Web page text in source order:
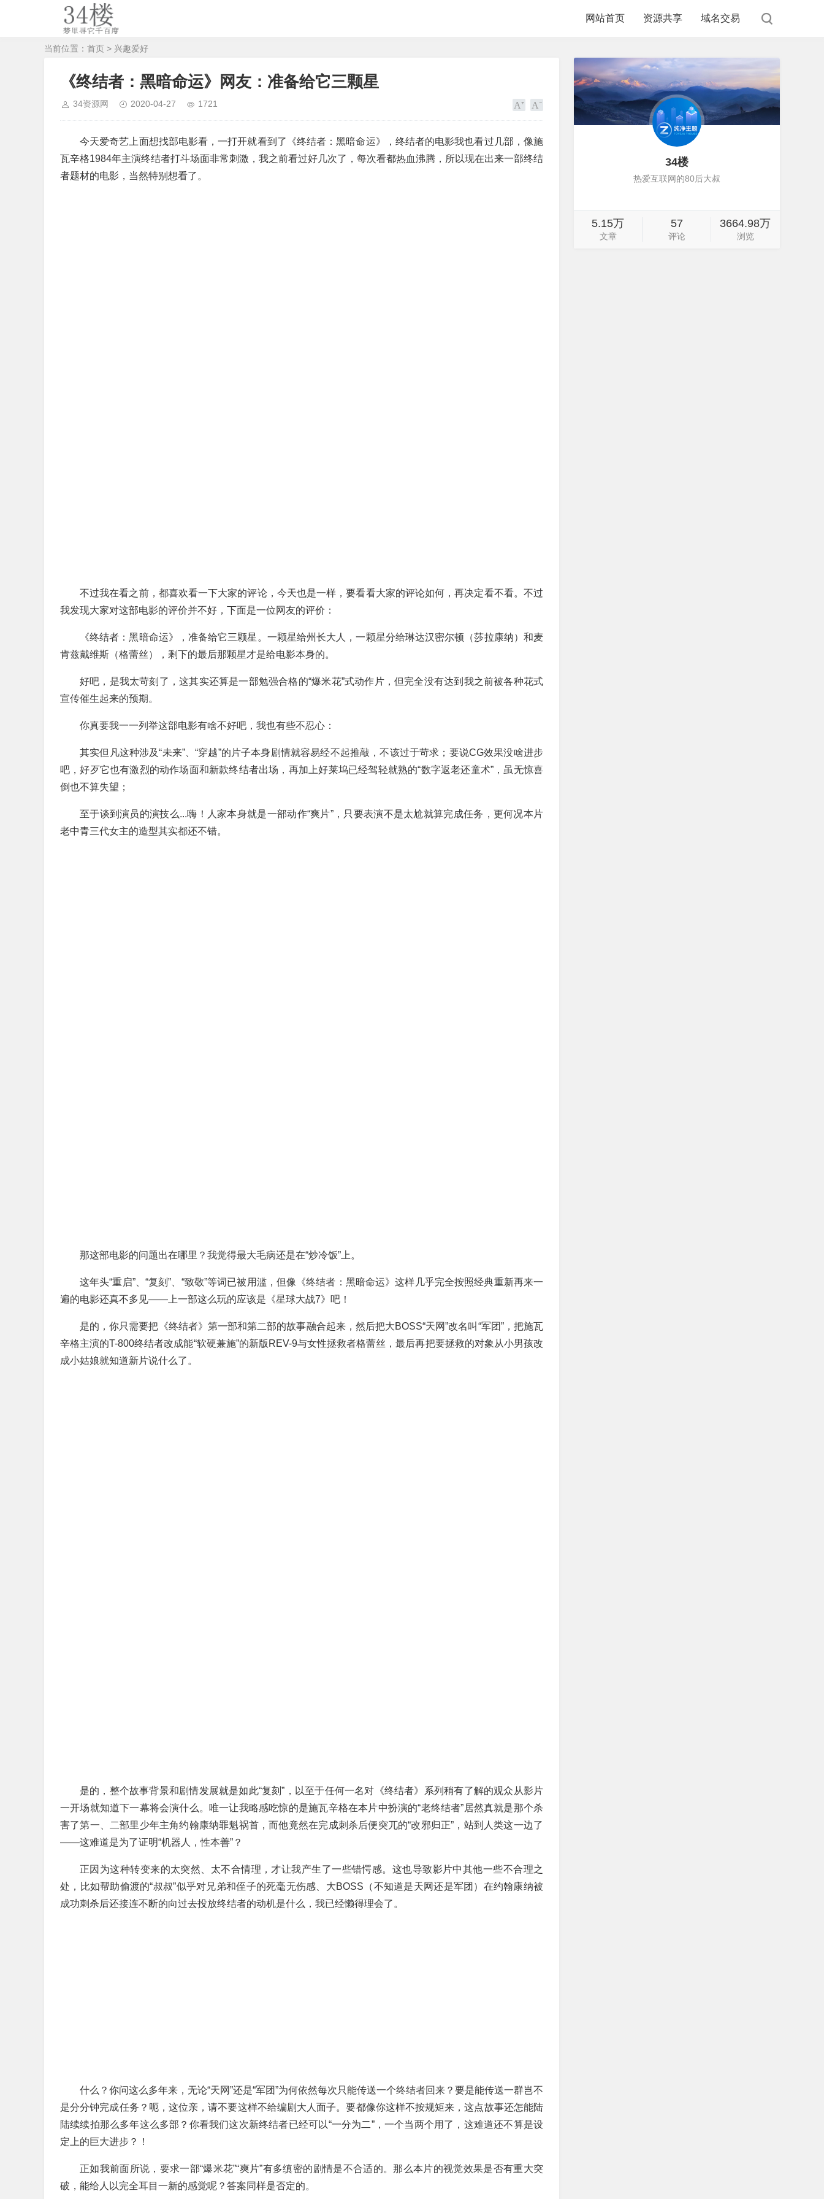
网站首页 资源共享 域名交易
当前位置： 首页 > 兴趣爱好
《终结者：黑暗命运》网友：准备给它三颗星
34资源网 2020-04-27 1721
今天爱奇艺上面想找部电影看，一打开就看到了《终结者：黑暗命运》，终结者的电影我也看过几部，像施
瓦辛格1984年主演终结者打斗场面非常刺激，我之前看过好几次了，每次看都热血沸腾，所以现在出来一部终结
者题材的电影，当然特别想看了。
不过我在看之前，都喜欢看一下大家的评论，今天也是一样，要看看大家的评论如何，再决定看不看。不过
我发现大家对这部电影的评价并不好，下面是一位网友的评价：
《终结者：黑暗命运》，准备给它三颗星。一颗星给州长大人，一颗星分给琳达汉密尔顿（莎拉康纳）和麦
肯兹戴维斯（格蕾丝），剩下的最后那颗星才是给电影本身的。
好吧，是我太苛刻了，这其实还算是一部勉强合格的“爆米花”式动作片，但完全没有达到我之前被各种花式
宣传催生起来的预期。
你真要我一一列举这部电影有啥不好吧，我也有些不忍心：
其实但凡这种涉及“未来”、“穿越”的片子本身剧情就容易经不起推敲，不该过于苛求；要说CG效果没啥进步
吧，好歹它也有激烈的动作场面和新款终结者出场，再加上好莱坞已经驾轻就熟的“数字返老还童术”，虽无惊喜
倒也不算失望；
至于谈到演员的演技么...嗨！人家本身就是一部动作“爽片”，只要表演不是太尬就算完成任务，更何况本片
老中青三代女主的造型其实都还不错。
那这部电影的问题出在哪里？我觉得最大毛病还是在“炒冷饭”上。
这年头“重启”、“复刻”、“致敬”等词已被用滥，但像《终结者：黑暗命运》这样几乎完全按照经典重新再来一
遍的电影还真不多见——上一部这么玩的应该是《星球大战7》吧！
是的，你只需要把《终结者》第一部和第二部的故事融合起来，然后把大BOSS“天网”改名叫“军团”，把施瓦
辛格主演的T-800终结者改成能“软硬兼施”的新版REV-9与女性拯救者格蕾丝，最后再把要拯救的对象从小男孩改
成小姑娘就知道新片说什么了。
是的，整个故事背景和剧情发展就是如此“复刻”，以至于任何一名对《终结者》系列稍有了解的观众从影片
一开场就知道下一幕将会演什么。唯一让我略感吃惊的是施瓦辛格在本片中扮演的“老终结者”居然真就是那个杀
害了第一、二部里少年主角约翰康纳罪魁祸首，而他竟然在完成刺杀后便突兀的“改邪归正”，站到人类这一边了
——这难道是为了证明“机器人，性本善”？
正因为这种转变来的太突然、太不合情理，才让我产生了一些错愕感。这也导致影片中其他一些不合理之
处，比如帮助偷渡的“叔叔”似乎对兄弟和侄子的死毫无伤感、大BOSS（不知道是天网还是军团）在约翰康纳被
成功刺杀后还接连不断的向过去投放终结者的动机是什么，我已经懒得理会了。
什么？你问这么多年来，无论“天网”还是“军团”为何依然每次只能传送一个终结者回来？要是能传送一群岂不
是分分钟完成任务？呃，这位亲，请不要这样不给编剧大人面子。要都像你这样不按规矩来，这点故事还怎能陆
陆续续拍那么多年这么多部？你看我们这次新终结者已经可以“一分为二”，一个当两个用了，这难道还不算是设
定上的巨大进步？！
正如我前面所说，要求一部“爆米花”“爽片”有多缜密的剧情是不合适的。那么本片的视觉效果是否有重大突
破，能给人以完全耳目一新的感觉呢？答案同样是否定的。
34楼
热爱互联网的80后大叔
5.15万
文章
57
评论
3664.98万
浏览